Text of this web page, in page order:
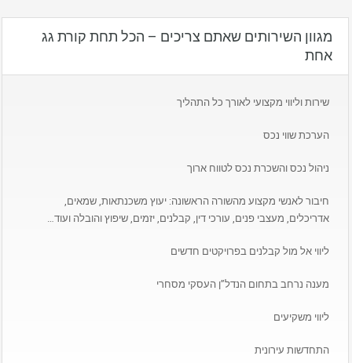
מגוון השירותים שאתם צריכים – הכל תחת קורת גג
אחת
שירות וליווי מקצועי לאורך כל התהליך
הערכת שווי נכס
ניהול נכס והשכרת נכס לטווח ארוך
חיבור לאנשי מקצוע מהשורה הראשונה: יעוץ משכנתאות, שמאים,
אדריכלים, מעצבי פנים, עורכי דין, קבלנים, יזמים, שיפוץ והובלה ועוד…
ליווי אל מול קבלנים בפרויקטים חדשים
מענה נרחב בתחום הנדל”ן העסקי מסחרי
ליווי משקיעים
התחדשות עירונית